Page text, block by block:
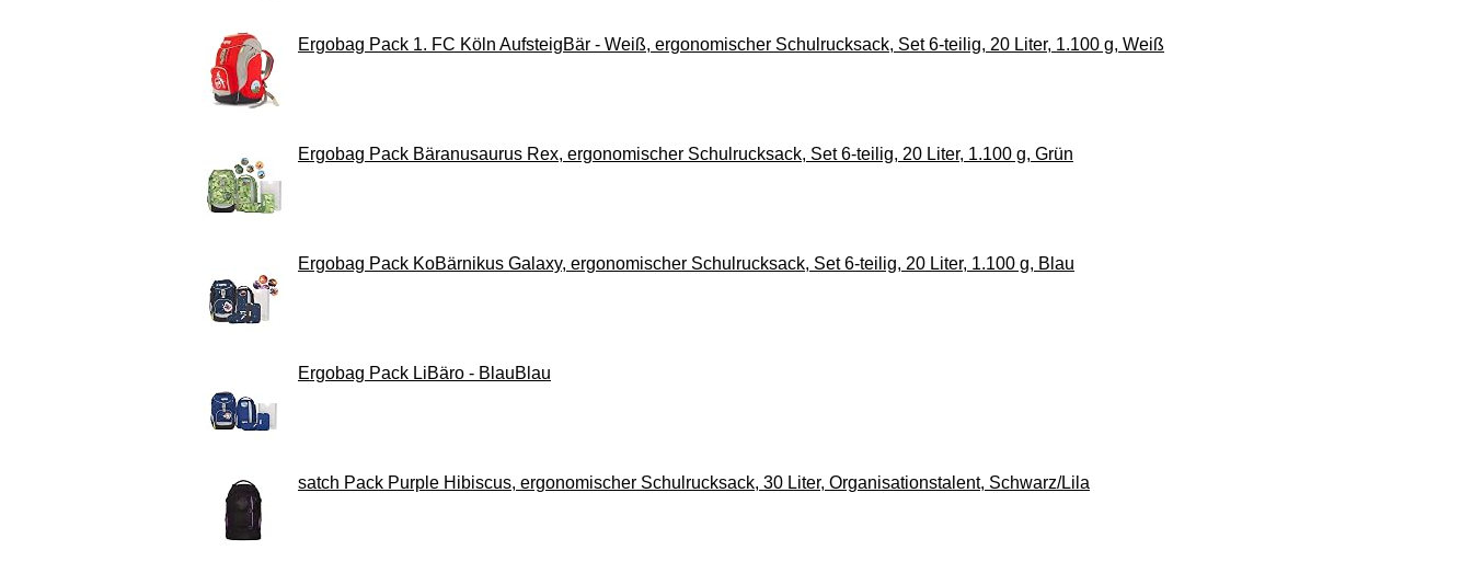
Ergobag Pack 1. FC Köln AufsteigBär - Weiß, ergonomischer Schulrucksack, Set 6-teilig, 20 Liter, 1.100 g, Weiß
Ergobag Pack Bäranusaurus Rex, ergonomischer Schulrucksack, Set 6-teilig, 20 Liter, 1.100 g, Grün
Ergobag Pack KoBärnikus Galaxy, ergonomischer Schulrucksack, Set 6-teilig, 20 Liter, 1.100 g, Blau
Ergobag Pack LiBäro - BlauBlau
satch Pack Purple Hibiscus, ergonomischer Schulrucksack, 30 Liter, Organisationstalent, Schwarz/Lila